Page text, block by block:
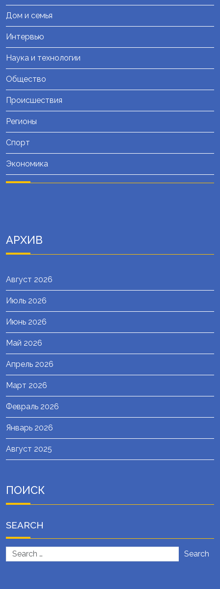
Дом и семья
Интервью
Наука и технологии
Общество
Происшествия
Регионы
Спорт
Экономика
АРХИВ
Август 2026
Июль 2026
Июнь 2026
Май 2026
Апрель 2026
Март 2026
Февраль 2026
Январь 2026
Август 2025
ПОИСК
SEARCH
Search